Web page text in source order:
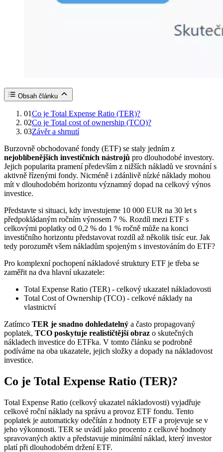
Obsah článku
01Co je Total Expense Ratio (TER)?
02Co je Total cost of ownership (TCO)?
03Závěr a shrnutí
Burzovně obchodované fondy (ETF) se staly jedním z
nejoblíbenějších investičních nástrojů pro dlouhodobé investory.
Jejich popularita pramení především z nižších nákladů ve srovnání s
aktivně řízenými fondy. Nicméně i zdánlivě nízké náklady mohou
mít v dlouhodobém horizontu významný dopad na celkový výnos
investice.
Představte si situaci, kdy investujeme 10 000 EUR na 30 let s
předpokládaným ročním výnosem 7 %. Rozdíl mezi ETF s
celkovými poplatky od 0,2 % do 1 % ročně může na konci
investičního horizontu představovat rozdíl až několik tisíc eur. Jak
tedy porozumět všem nákladům spojeným s investováním do ETF?
Pro komplexní pochopení nákladové struktury ETF je třeba se
zaměřit na dva hlavní ukazatele:
Total Expense Ratio (TER) - celkový ukazatel nákladovosti
Total Cost of Ownership (TCO) - celkové náklady na
vlastnictví
Zatímco TER je snadno dohledatelný a často propagovaný
poplatek, TCO poskytuje realističtější obraz o skutečných
nákladech investice do ETFka. V tomto článku se podrobně
podíváme na oba ukazatele, jejich složky a dopady na nákladovost
investice.
Co je Total Expense Ratio (TER)?
Total Expense Ratio (celkový ukazatel nákladovosti) vyjadřuje
celkové roční náklady na správu a provoz ETF fondu. Tento
poplatek je automaticky odečítán z hodnoty ETF a projevuje se v
jeho výkonnosti. TER se uvádí jako procento z celkové hodnoty
spravovaných aktiv a představuje minimální náklad, který investor
platí při dlouhodobém držení ETF.